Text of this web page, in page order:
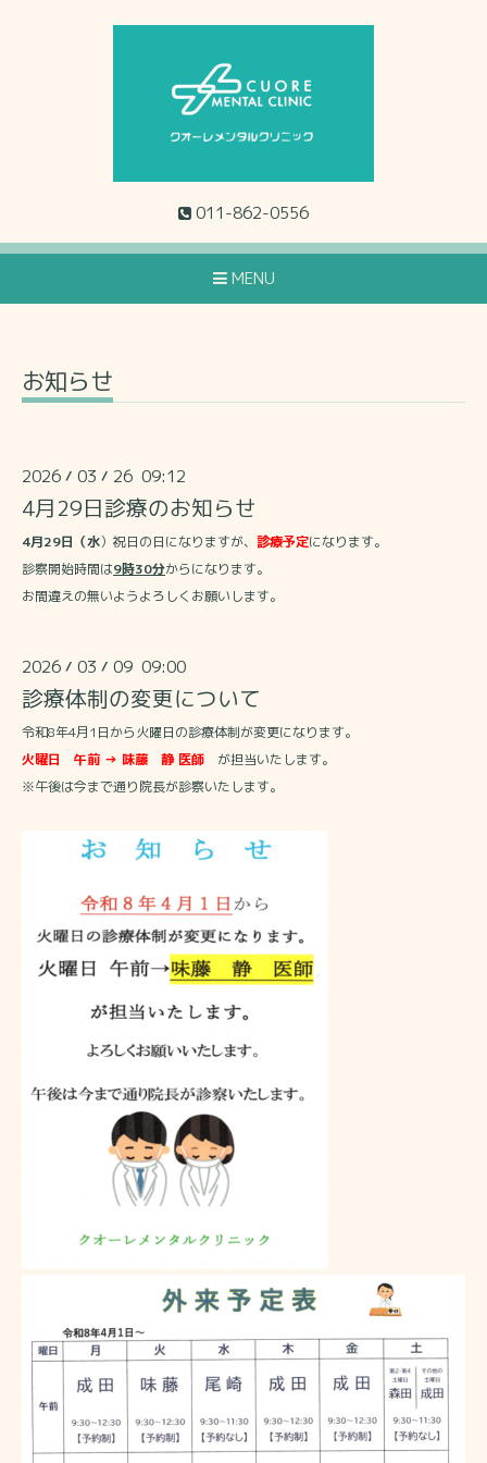
011-862-0556
MENU
お知らせ
2026 / 03 / 26 09:12
4月29日診療のお知らせ
4月29日（水）祝日の日になりますが、 診療予定になります。
診察開始時間は9時30分からになります。
お間違えの無いようよろしくお願いします。
2026 / 03 / 09 09:00
診療体制の変更について
令和8年4月1日から火曜日の診療体制が変更になります。
火曜日 午前 → 味藤 静 医師 が担当いたします。
※午後は今まで通り院長が診察いたします。